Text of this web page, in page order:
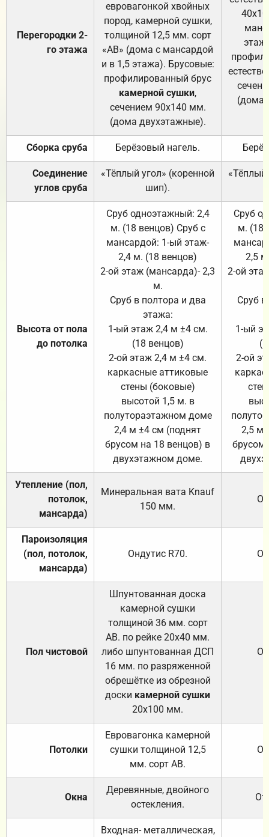
Перегородки 2-
го этажа
евровагонкой хвойных
пород, камерной сушки,
толщиной 12,5 мм. сорт
«АВ» (дома с мансардой
и в 1,5 этажа). Брусовые:
профилированный брус
камерной сушки,
сечением 90х140 мм.
(дома двухэтажные).
(дома
Сборка сруба Берёзовый нагель.
Соединение
углов сруба
«Тёплый угол» (коренной
шип).
«Тёплый
Высота от пола
до потолка
Сруб одноэтажный: 2,4
м. (18 венцов) Сруб с
мансардой: 1-ый этаж-
2,4 м. (18 венцов)
2-ой этаж (мансарда)- 2,3
м.
Сруб в полтора и два
этажа:
1-ый этаж 2,4 м ±4 см.
(18 венцов)
2-ой этаж 2,4 м ±4 см.
каркасные аттиковые
стены (боковые)
высотой 1,5 м. в
полутораэтажном доме
2,4 м ±4 см (поднят
брусом на 18 венцов) в
двухэтажном доме.
Сруб
м. (18
2,5
2-ой
Сруб
1-ый
2-ой
2,5 м
брусом
Утепление (пол,
потолок,
мансарда)
Минеральная вата Knauf
150 мм.
Пароизоляция
(пол, потолок,
мансарда)
Ондутис R70.
Пол чистовой
Шпунтованная доска
камерной сушки
толщиной 36 мм. сорт
АВ. по рейке 20х40 мм.
либо шпунтованная ДСП
16 мм. по разряженной
обрешётке из обрезной
доски камерной сушки
20х100 мм.
Потолки
Евровагонка камерной
сушки толщиной 12,5
мм. сорт АВ.
Окна
Деревянные, двойного
остекления.
Входная- металлическая,